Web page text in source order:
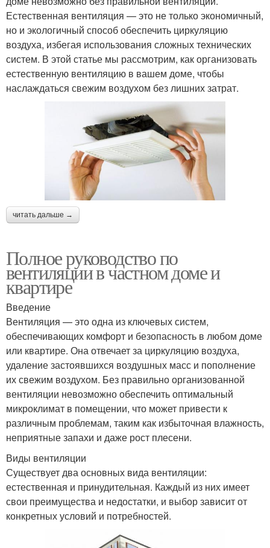
Естественная вентиляция — это не только экономичный,
но и экологичный способ обеспечить циркуляцию
воздуха, избегая использования сложных технических
систем. В этой статье мы рассмотрим, как организовать
естественную вентиляцию в вашем доме, чтобы
наслаждаться свежим воздухом без лишних затрат.
читать дальше →
Полное руководство по
вентиляции в частном доме и
квартире
Введение
Вентиляция — это одна из ключевых систем,
обеспечивающих комфорт и безопасность в любом доме
или квартире. Она отвечает за циркуляцию воздуха,
удаление застоявшихся воздушных масс и пополнение
их свежим воздухом. Без правильно организованной
вентиляции невозможно обеспечить оптимальный
микроклимат в помещении, что может привести к
различным проблемам, таким как избыточная влажность,
неприятные запахи и даже рост плесени.
Виды вентиляции
Существует два основных вида вентиляции:
естественная и принудительная. Каждый из них имеет
свои преимущества и недостатки, и выбор зависит от
конкретных условий и потребностей.